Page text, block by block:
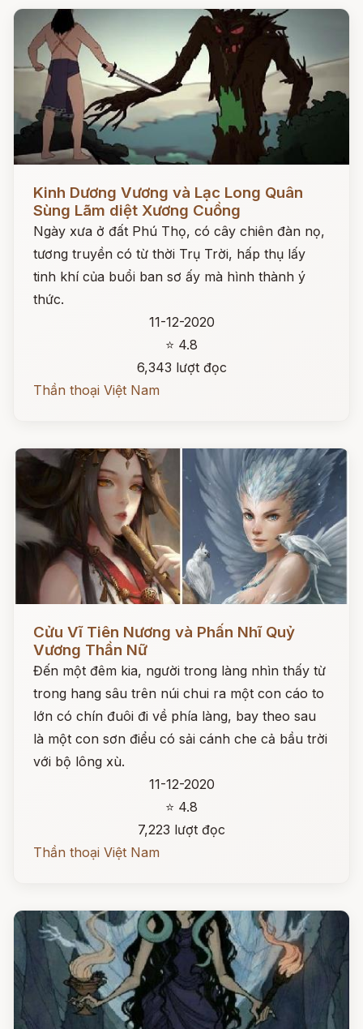
Kinh Dương Vương và Lạc Long Quân
Sùng Lãm diệt Xương Cuồng
Ngày xưa ở đất Phú Thọ, có cây chiên đàn nọ,
tương truyền có từ thời Trụ Trời, hấp thụ lấy
tinh khí của buổi ban sơ ấy mà hình thành ý
thức.
11-12-2020
⭐ 4.8
6,343 lượt đọc
Thần thoại Việt Nam
Cửu Vĩ Tiên Nương và Phấn Nhĩ Quỷ
Vương Thần Nữ
Đến một đêm kia, người trong làng nhìn thấy từ
trong hang sâu trên núi chui ra một con cáo to
lớn có chín đuôi đi về phía làng, bay theo sau
là một con sơn điểu có sải cánh che cả bầu trời
với bộ lông xù.
11-12-2020
⭐ 4.8
7,223 lượt đọc
Thần thoại Việt Nam